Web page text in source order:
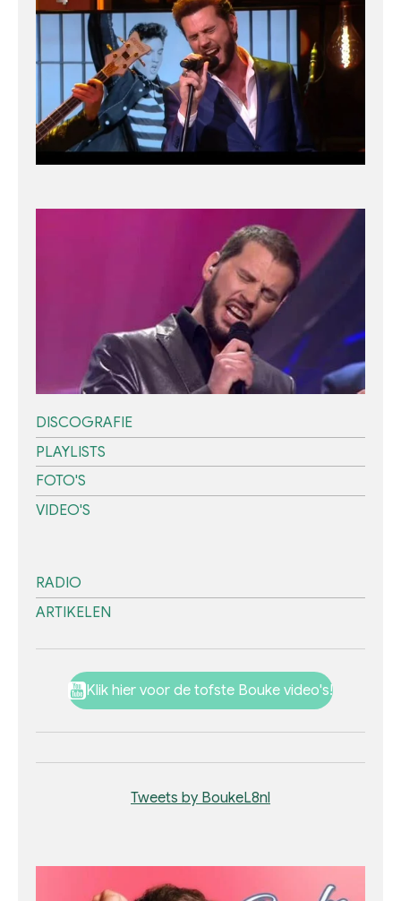
DISCOGRAFIE
PLAYLISTS
FOTO'S
VIDEO'S
RADIO
ARTIKELEN
Klik hier voor de tofste Bouke video's!
Tweets by BoukeL8nl